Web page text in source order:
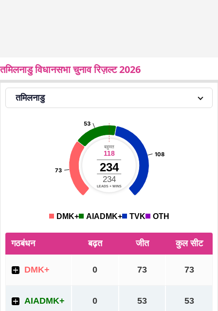
तमिलनाडु विधानसभा चुनाव रिज़ल्ट 2026